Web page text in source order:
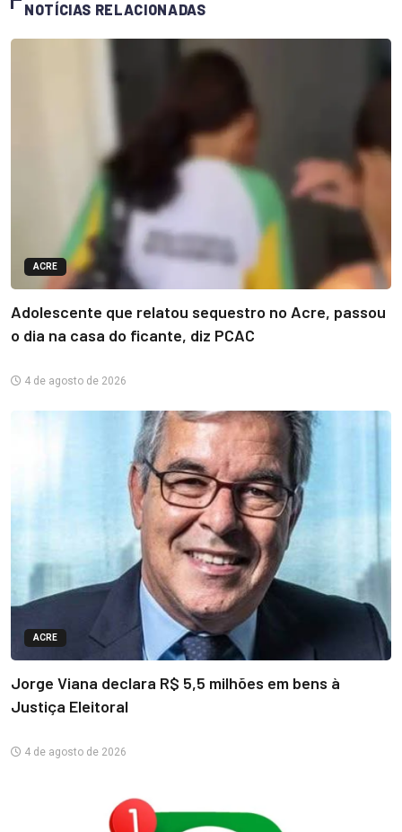
NOTÍCIAS RELACIONADAS
ACRE
Adolescente que relatou sequestro no Acre, passou
o dia na casa do ficante, diz PCAC
4 de agosto de 2026
ACRE
Jorge Viana declara R$ 5,5 milhões em bens à
Justiça Eleitoral
4 de agosto de 2026